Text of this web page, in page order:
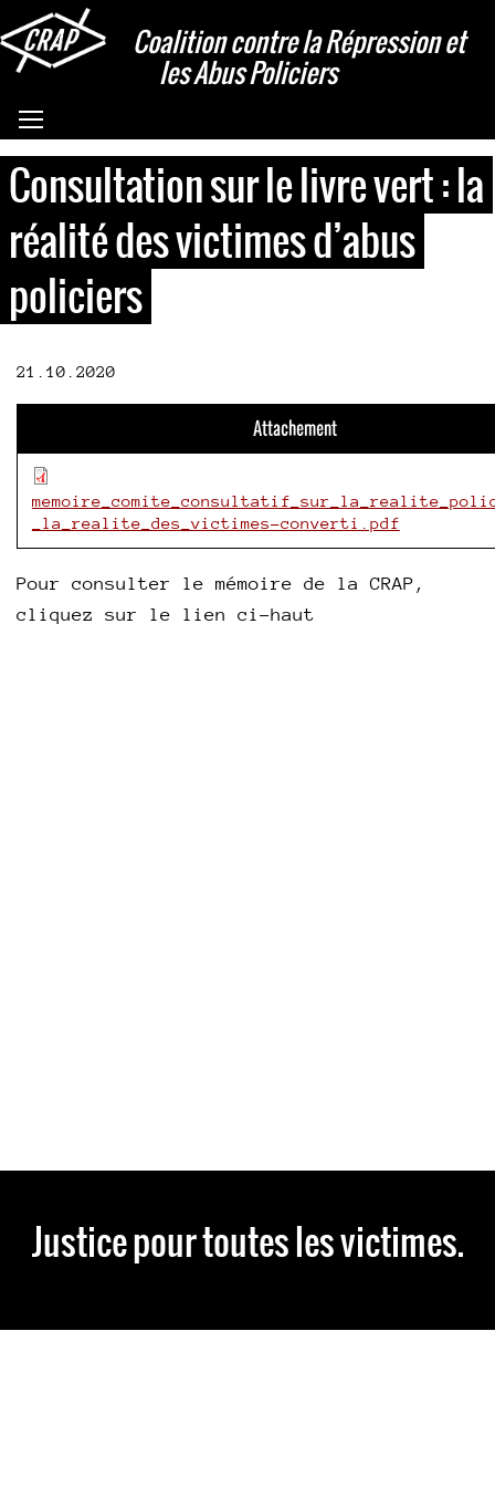
Aller
au
contenu
Coalition contre la Répression et
les Abus Policiers
Consultation sur le livre vert : la
réalité des victimes d’abus
policiers
21.10.2020
Attachement
_la_realite_des_victimes-converti.pdf
Pour consulter le mémoire de la CRAP,
cliquez sur le lien ci-haut
Justice pour toutes les victimes.